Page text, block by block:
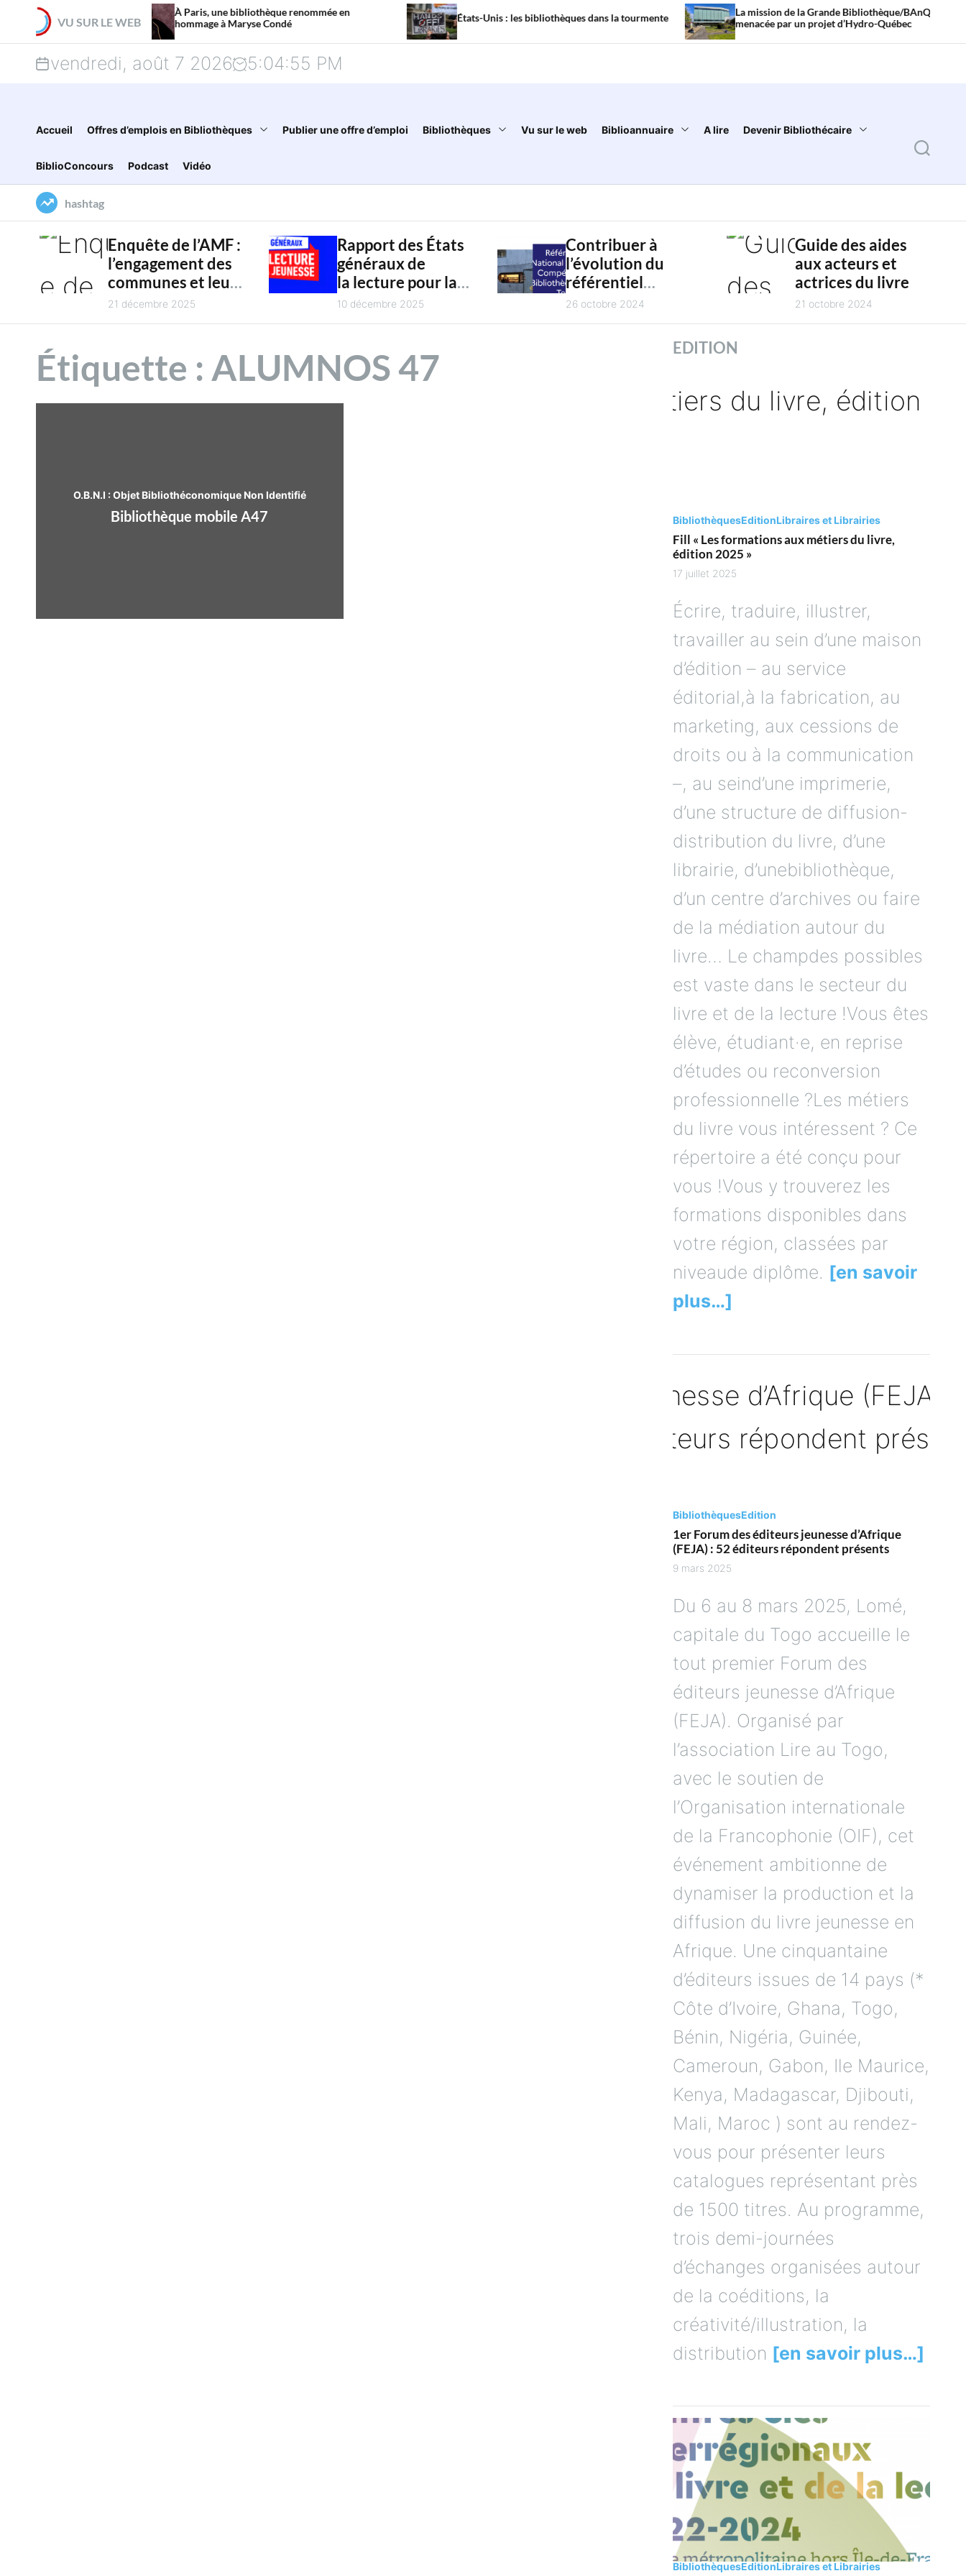
k
c
o
n
VU SUR LE WEB
À Paris, une bibliothèque renommée en
hommage à Maryse Condé
États-Unis : les bibliothèques dans la tourmente
La mission de la Grande Bibliothèque/BAnQ
menacée par un projet d’Hydro-Québec
vendredi, août 7 2026 5:04:56 PM
Accueil Offres d’emplois en Bibliothèques Publier une offre d’emploi Bibliothèques Vu sur le web Biblioannuaire A lire Devenir Bibliothécaire
BiblioConcours Podcast Vidéo
S
e
r
hashtag
Enquête de l’AMF :
l’engagement des
communes et leur
intercommunalité
pour la culture en
21 décembre 2025
Rapport des États
généraux de
la lecture pour la
jeunesse :
restitution
10 décembre 2025
Contribuer à
l’évolution du
référentiel
national des
compétences des
26 octobre 2024
Guide des aides
aux acteurs et
actrices du livre
21 octobre 2024
Étiquette : ALUMNOS 47
O.B.N.I : Objet Bibliothéconomique Non Identifié
Bibliothèque mobile A47
EDITION
BibliothèquesEditionLibraires et Librairies
Fill « Les formations aux métiers du livre,
édition 2025 »
17 juillet 2025
Écrire, traduire, illustrer,
travailler au sein d’une maison
d’édition – au service
éditorial,à la fabrication, au
marketing, aux cessions de
droits ou à la communication
–, au seind’une imprimerie,
d’une structure de diffusion-
distribution du livre, d’une
librairie, d’unebibliothèque,
d’un centre d’archives ou faire
de la médiation autour du
livre… Le champdes possibles
est vaste dans le secteur du
livre et de la lecture !Vous êtes
élève, étudiant·e, en reprise
d’études ou reconversion
professionnelle ?Les métiers
du livre vous intéressent ? Ce
répertoire a été conçu pour
vous !Vous y trouverez les
formations disponibles dans
votre région, classées par
niveaude diplôme. [en savoir
plus…]
BibliothèquesEdition
1er Forum des éditeurs jeunesse d’Afrique
(FEJA) : 52 éditeurs répondent présents
9 mars 2025
Du 6 au 8 mars 2025, Lomé,
capitale du Togo accueille le
tout premier Forum des
éditeurs jeunesse d’Afrique
(FEJA). Organisé par
l’association Lire au Togo,
avec le soutien de
l’Organisation internationale
de la Francophonie (OIF), cet
événement ambitionne de
dynamiser la production et la
diffusion du livre jeunesse en
Afrique. Une cinquantaine
d’éditeurs issues de 14 pays (*
Côte d’Ivoire, Ghana, Togo,
Bénin, Nigéria, Guinée,
Cameroun, Gabon, Ile Maurice,
Kenya, Madagascar, Djibouti,
Mali, Maroc ) sont au rendez-
vous pour présenter leurs
catalogues représentant près
de 1500 titres. Au programme,
trois demi-journées
d’échanges organisées autour
de la coéditions, la
créativité/illustration, la
distribution [en savoir plus…]
BibliothèquesEditionLibraires et Librairies